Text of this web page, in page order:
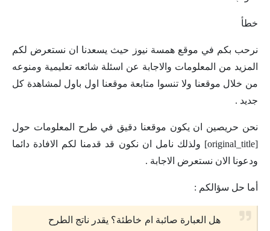
خطأ
نرحب بكم في موقع همسة نيوز حيث يسعدنا ان نستعرض لكم
المزيد من المعلومات والاجابة عن اسئلة شائعه تعليمية ومنوعه
من خلال موقعنا ولا تنسوا متابعة موقعنا اول باول لمشاهدة كل
جديد .
نحن حريصين ان يكون موقعنا دقيق في طرح المعلومات حول
[original_title] ولذلك نامل ان نكون قد قدمنا لكم الافادة دائما
ودعونا الان نستعرض الاجابة .
أما حل سؤالكم :
هل العبارة صائبة ام خاطئة؟ يقدر ناتج الطرح